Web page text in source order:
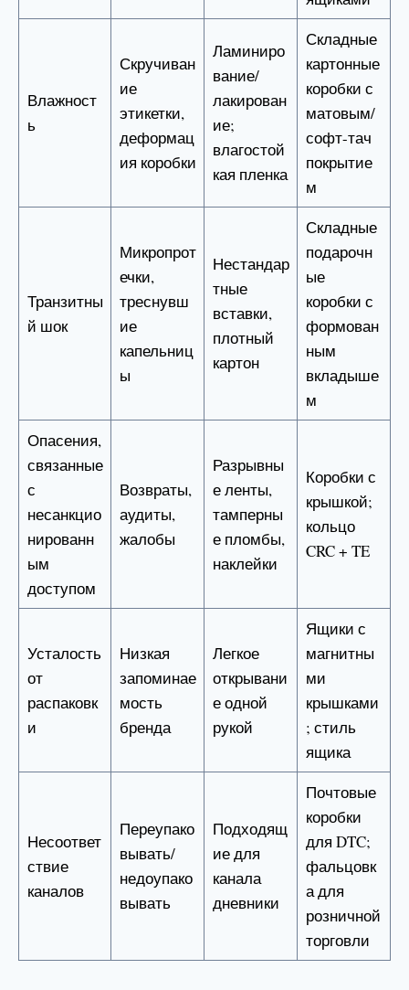
Влажност
ь
Скручиван
ие
этикетки,
деформац
ия коробки
Ламиниро
вание/
лакирован
ие;
влагостой
кая пленка
Складные
картонные
коробки с
матовым/
софт-тач
покрытие
м
Транзитны
й шок
Микропрот
ечки,
треснувш
ие
капельниц
ы
Нестандар
тные
вставки,
плотный
картон
Складные
подарочн
ые
коробки с
формован
ным
вкладыше
м
Опасения,
связанные
с
несанкцио
нированн
ым
доступом
Возвраты,
аудиты,
жалобы
Разрывны
е ленты,
тамперны
е пломбы,
наклейки
Коробки с
крышкой;
кольцо
CRC + TE
Усталость
от
распаковк
и
Низкая
запоминае
мость
бренда
Легкое
открывани
е одной
рукой
Ящики с
магнитны
ми
крышками
; стиль
ящика
Несоответ
ствие
каналов
Переупако
вывать/
недоупако
вывать
Подходящ
ие для
канала
дневники
Почтовые
коробки
для DTC;
фальцовк
а для
розничной
торговли